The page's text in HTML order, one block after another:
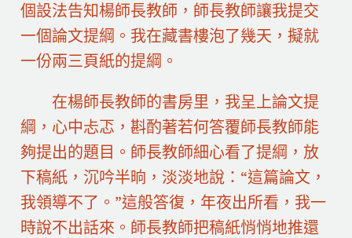
個設法告知楊師長教師，師長教師讓我提交
一個論文提綱。我在藏書樓泡了幾天，擬就
一份兩三頁紙的提綱。
在楊師長教師的書房里，我呈上論文提
綱，心中忐忑，斟酌著若何答覆師長教師能
夠提出的題目。師長教師細心看了提綱，放
下稿紙，沉吟半晌，淡淡地說：“這篇論文，
我領導不了。”這般答復，年夜出所看，我一
時說不出話來。師長教師把稿紙悄悄地推還